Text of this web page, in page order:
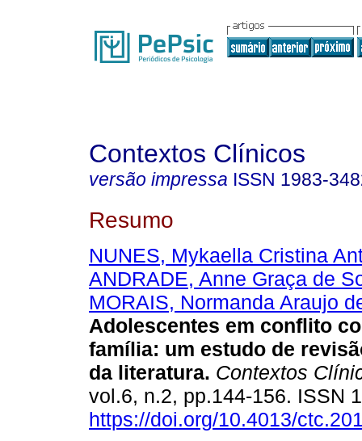
Contextos Clínicos
versão impressa ISSN 1983-
Resumo
NUNES, Mykaella Cristina
ANDRADE, Anne Graça de
MORAIS, Normanda Araujo
Adolescentes em conflito
família: um estudo de
da literatura. Contextos
vol.6, n.2, pp.144-156. ISSN
https://doi.org/10.4013/